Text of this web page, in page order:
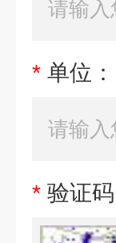
* 单位：
* 验证码